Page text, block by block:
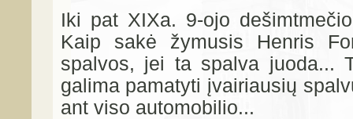
Iki pat XIXa. 9-ojo
Kaip sakė žymusis Henris
spalvos, jei ta spalva juoda...
galima pamatyti įvairiausių
ant viso automobilio...